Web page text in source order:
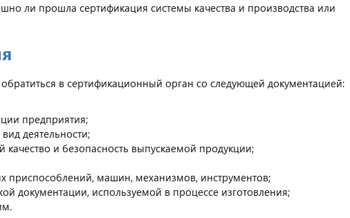
ли прошла сертификация системы качества и производства или
в сертификационный орган со следующей документацией:
предприятия;
деятельности;
и безопасность выпускаемой продукции;
машин, механизмов, инструментов;
документации, используемой в процессе изготовления;